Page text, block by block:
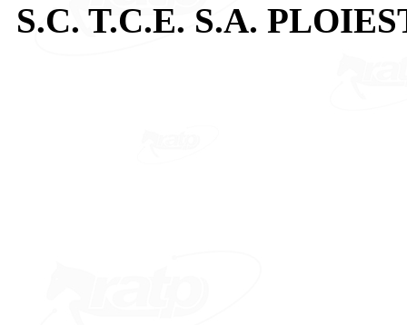
S.C. T.C.E. S.A.